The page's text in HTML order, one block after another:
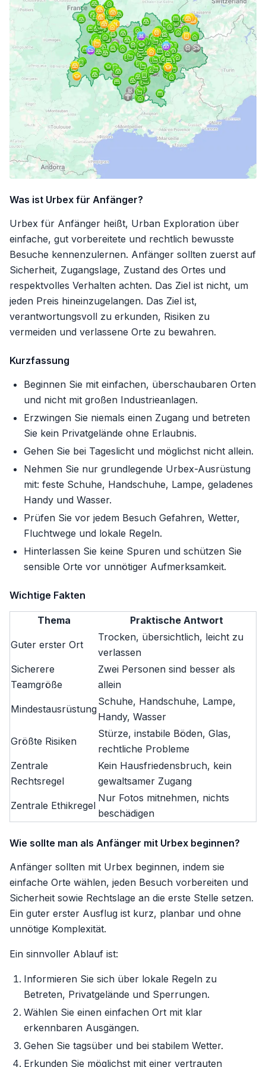
Was ist Urbex für Anfänger?
Urbex für Anfänger heißt, Urban Exploration über
einfache, gut vorbereitete und rechtlich bewusste
Besuche kennenzulernen. Anfänger sollten zuerst auf
Sicherheit, Zugangslage, Zustand des Ortes und
respektvolles Verhalten achten. Das Ziel ist nicht, um
jeden Preis hineinzugelangen. Das Ziel ist,
verantwortungsvoll zu erkunden, Risiken zu
vermeiden und verlassene Orte zu bewahren.
Kurzfassung
Beginnen Sie mit einfachen, überschaubaren Orten
und nicht mit großen Industrieanlagen.
Erzwingen Sie niemals einen Zugang und betreten
Sie kein Privatgelände ohne Erlaubnis.
Gehen Sie bei Tageslicht und möglichst nicht allein.
Nehmen Sie nur grundlegende Urbex-Ausrüstung
mit: feste Schuhe, Handschuhe, Lampe, geladenes
Handy und Wasser.
Prüfen Sie vor jedem Besuch Gefahren, Wetter,
Fluchtwege und lokale Regeln.
Hinterlassen Sie keine Spuren und schützen Sie
sensible Orte vor unnötiger Aufmerksamkeit.
Wichtige Fakten
Thema Praktische Antwort
Guter erster Ort
Trocken, übersichtlich, leicht zu
verlassen
Sicherere
Teamgröße
Zwei Personen sind besser als
allein
Mindestausrüstung
Schuhe, Handschuhe, Lampe,
Handy, Wasser
Größte Risiken
Stürze, instabile Böden, Glas,
rechtliche Probleme
Zentrale
Rechtsregel
Kein Hausfriedensbruch, kein
gewaltsamer Zugang
Zentrale Ethikregel
Nur Fotos mitnehmen, nichts
beschädigen
Wie sollte man als Anfänger mit Urbex beginnen?
Anfänger sollten mit Urbex beginnen, indem sie
einfache Orte wählen, jeden Besuch vorbereiten und
Sicherheit sowie Rechtslage an die erste Stelle setzen.
Ein guter erster Ausflug ist kurz, planbar und ohne
unnötige Komplexität.
Ein sinnvoller Ablauf ist:
Informieren Sie sich über lokale Regeln zu
Betreten, Privatgelände und Sperrungen.
Wählen Sie einen einfachen Ort mit klar
erkennbaren Ausgängen.
Gehen Sie tagsüber und bei stabilem Wetter.
Erkunden Sie möglichst mit einer vertrauten